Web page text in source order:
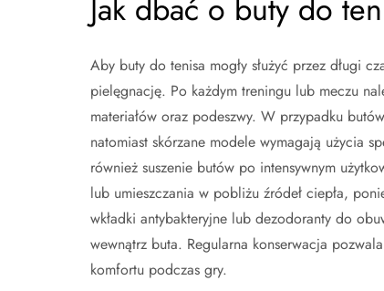
Jak dbać o buty do
Aby buty do tenisa mogły służyć przez długi
pielęgnację. Po każdym treningu lub meczu
materiałów oraz podeszwy. W przypadku
natomiast skórzane modele wymagają użycia
również suszenie butów po intensywnym
lub umieszczania w pobliżu źródeł ciepła,
wkładki antybakteryjne lub dezodoranty do
wewnątrz buta. Regularna konserwacja
komfortu podczas gry.